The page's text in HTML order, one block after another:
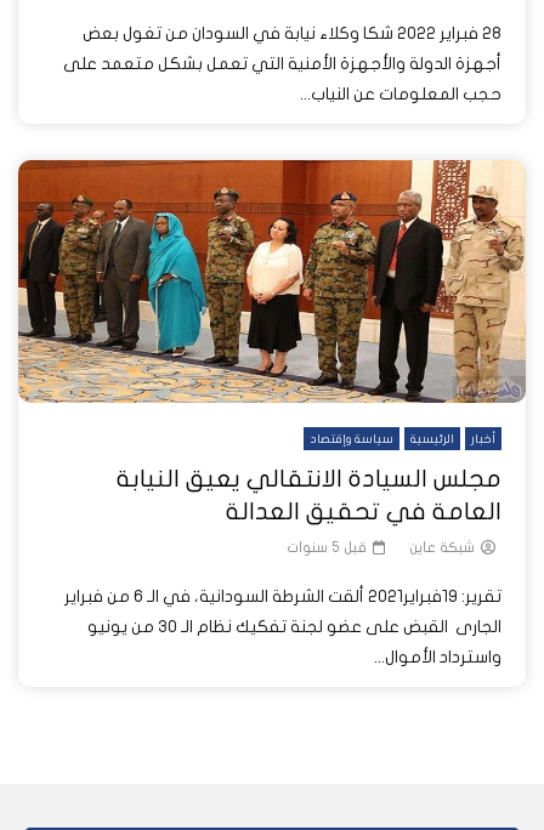
28 فبراير 2022 شكا وكلاء نيابة في السودان من تغول بعض
أجهزة الدولة والأجهزة الأمنية التي تعمل بشكل متعمد على
حجب المعلومات عن النياب...
أخبار الرئيسية سياسة وإقتصاد
مجلس السيادة الانتقالي يعيق النيابة
العامة في تحقيق العدالة
شبكة عاين قبل 5 سنوات
تقرير: 19فبراير2021 ألقت الشرطة السودانية، في الـ 6 من فبراير
الجارى القبض على عضو لجنة تفكيك نظام الـ 30 من يونيو
واسترداد الأموال...